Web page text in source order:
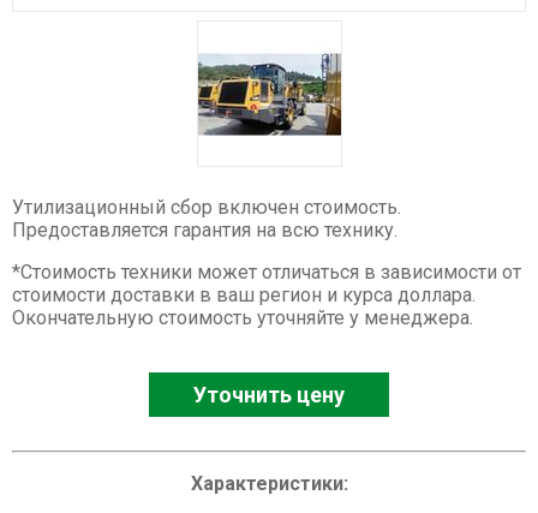
Асфальтоукладчики
Телескопические погрузчики
Экскаваторы
Гусеничные краны
Ножничные подъемники
Асфальтовые, бетонные заводы
Утилизационный сбор включен стоимость.
Предоставляется гарантия на всю технику.
*Стоимость техники может отличаться в зависимости от
стоимости доставки в ваш регион и курса доллара.
Окончательную стоимость уточняйте у менеджера.
Уточнить цену
Характеристики: